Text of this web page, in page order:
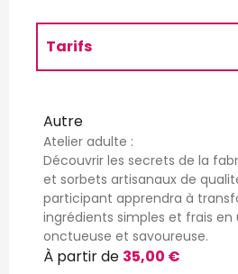
Tarifs
Autre
Atelier adulte :
Découvrir les secrets de la
et sorbets artisanaux de
participant apprendra à
ingrédients simples et frais
onctueuse et savoureuse.
À partir de 35,00 €